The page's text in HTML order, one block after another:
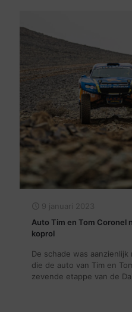
9 januari 2023
Auto Tim en Tom Coronel
koprol
De schade was
die de auto van Tim en
zevende etappe van de